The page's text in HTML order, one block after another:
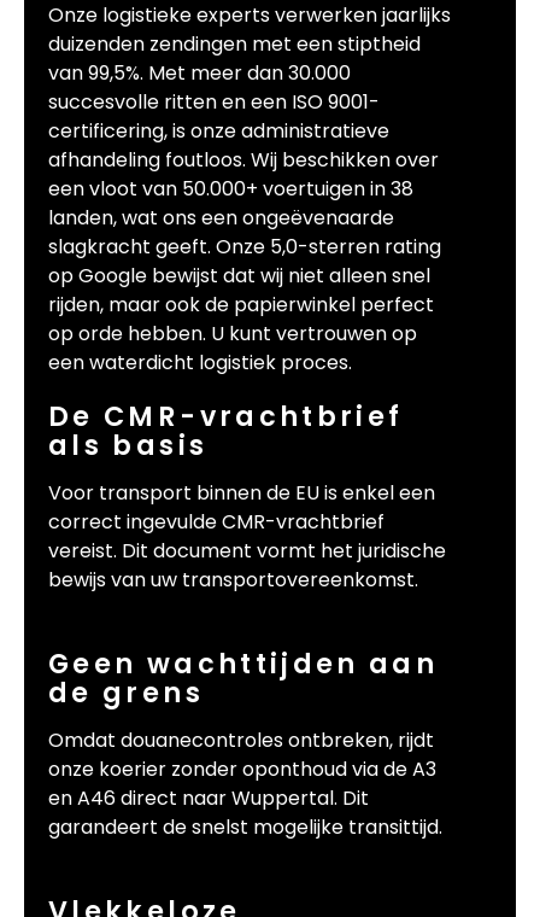
Onze logistieke experts verwerken jaarlijks
duizenden zendingen met een stiptheid
van 99,5%. Met meer dan 30.000
succesvolle ritten en een ISO 9001-
certificering, is onze administratieve
afhandeling foutloos. Wij beschikken over
een vloot van 50.000+ voertuigen in 38
landen, wat ons een ongeëvenaarde
slagkracht geeft. Onze 5,0-sterren rating
op Google bewijst dat wij niet alleen snel
rijden, maar ook de papierwinkel perfect
op orde hebben. U kunt vertrouwen op
een waterdicht logistiek proces.
De CMR-vrachtbrief
als basis
Voor transport binnen de EU is enkel een
correct ingevulde CMR-vrachtbrief
vereist. Dit document vormt het juridische
bewijs van uw transportovereenkomst.
Geen wachttijden aan
de grens
Omdat douanecontroles ontbreken, rijdt
onze koerier zonder oponthoud via de A3
en A46 direct naar Wuppertal. Dit
garandeert de snelst mogelijke transittijd.